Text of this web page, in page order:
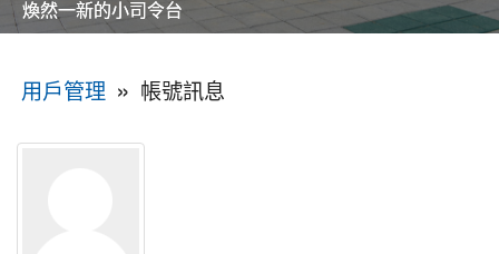
美麗的操場是我們活力的來源
美麗的操場是我們活力的來源
煥然一新的小司令台
煥然一新的小司令台
富含桃園埤塘田園風光意象的中廊
富含桃園埤塘田園風光意象的中廊
嶄新的中庭廣場
嶄新的中庭廣場
水生池生生不息
水生池生生不息
用戶管理 » 帳號訊息